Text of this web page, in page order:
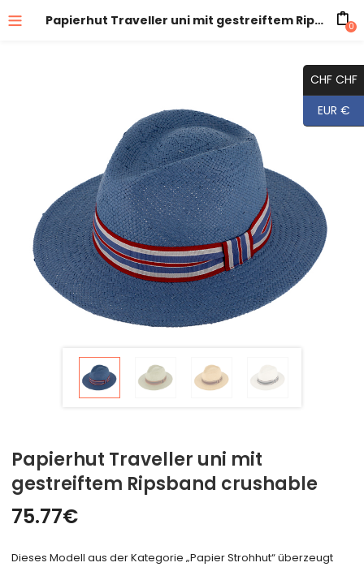
Papierhut Traveller uni mit gestreiftem Ripsband crushable 0
Papierhut Traveller uni mit
gestreiftem Ripsband crushable
75.77€
Dieses Modell aus der Kategorie „Papier Strohhut“ überzeugt
CHF CHF
EUR €